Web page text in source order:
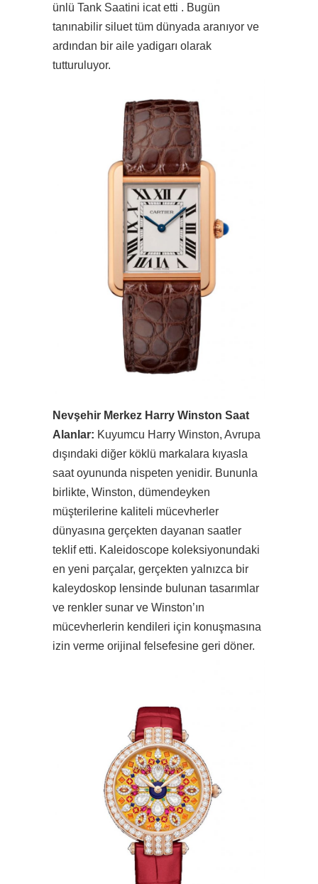
ünlü Tank Saatini icat etti . Bugün
tanınabilir siluet tüm dünyada aranıyor ve
ardından bir aile yadigarı olarak
tutturuluyor.
Nevşehir Merkez Harry Winston Saat
Alanlar: Kuyumcu Harry Winston, Avrupa
dışındaki diğer köklü markalara kıyasla
saat oyununda nispeten yenidir. Bununla
birlikte, Winston, dümendeyken
müşterilerine kaliteli mücevherler
dünyasına gerçekten dayanan saatler
teklif etti. Kaleidoscope koleksiyonundaki
en yeni parçalar, gerçekten yalnızca bir
kaleydoskop lensinde bulunan tasarımlar
ve renkler sunar ve Winston’ın
mücevherlerin kendileri için konuşmasına
izin verme orijinal felsefesine geri döner.